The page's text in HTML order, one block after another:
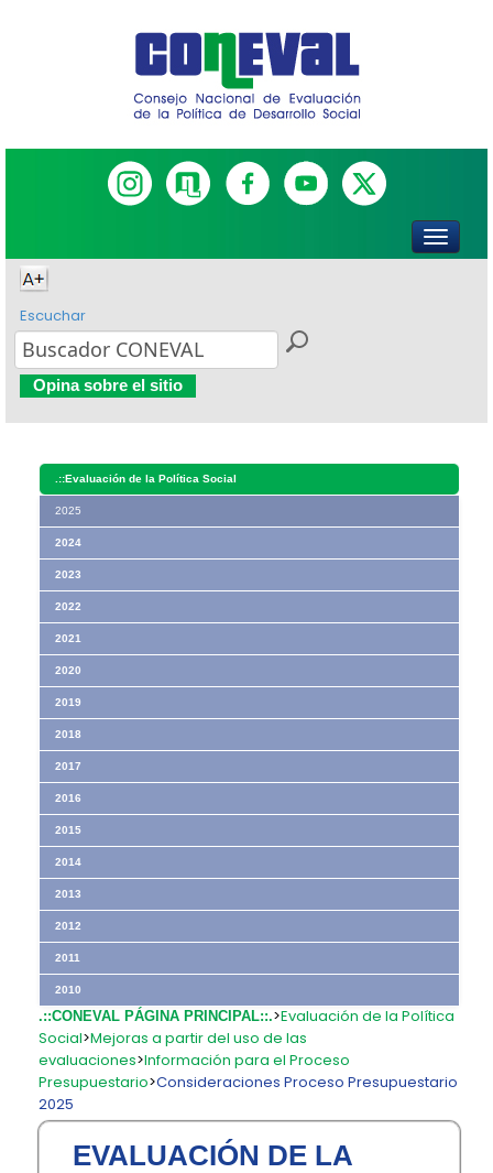
Escuchar
Opina sobre el sitio
.::Evaluación de la Política Social
2025
2024
2023
2022
2021
2020
2019
2018
2017
2016
2015
2014
2013
2012
2011
2010
.::CONEVAL PÁGINA PRINCIPAL::.>Evaluación de la Política
Social>Mejoras a partir del uso de las
evaluaciones>Información para el Proceso
Presupuestario>Consideraciones Proceso Presupuestario
2025
EVALUACIÓN DE LA